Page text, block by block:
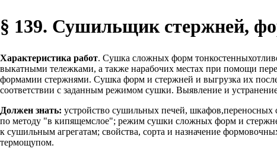
§ 139. Сушильщик стержней,
Характеристика работ. Сушка сложных форм
выкатными тележками, а также нарабочих местах при помощи
формамии стержнями. Сушка форм и стержней и выгрузка их
соответствии с заданным режимом сушки. Выявление и
Должен знать: устройство сушильных печей,
по методу "в кипящемслое"; режим сушки сложных форм и
к сушильным агрегатам; свойства, сорта и назначение
термощупом.